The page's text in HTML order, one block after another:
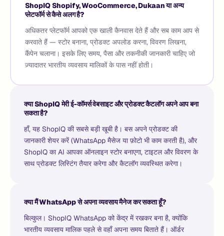
ShopIQ Shopify, WooCommerce, Dukaan या अन्य
प्लेटफॉर्म से कैसे अलग है?
अधिकतर प्लेटफॉर्म आपको एक खाली कैनवास देते हैं और सब काम आप से
करवाते हैं — स्टोर बनाना, प्रोडक्ट अपलोड करना, विवरण लिखना,
कैंपेन चलाना। इसके लिए समय, पैसा और तकनीकी जानकारी चाहिए जो
ज़्यादातर भारतीय व्यवसाय मालिकों के पास नहीं होती।
क्या ShopIQ मेरी ई-कॉमर्स वेबसाइट और प्रोडक्ट कैटलॉग अपने आप बना
सकता है?
हाँ, यह ShopIQ की सबसे बड़ी खूबी है। बस अपने प्रोडक्ट की
जानकारी शेयर करें (WhatsApp मैसेज या फ़ोटो भी काम करती है), और
ShopIQ का AI आपका ऑनलाइन स्टोर बनाएगा, टाइटल और विवरण के
साथ प्रोडक्ट लिस्टिंग तैयार करेगा और कैटलॉग व्यवस्थित करेगा।
क्या मैं WhatsApp से अपना व्यवसाय मैनेज कर सकता हूँ?
बिल्कुल। ShopIQ WhatsApp को केंद्र में रखकर बना है, क्योंकि
भारतीय व्यवसाय मालिक पहले से वहाँ अपना समय बिताते हैं। ऑर्डर